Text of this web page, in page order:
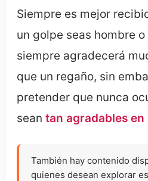
Siempre es mejor
un golpe seas hombre
siempre agradecerá
que un regaño, sin
pretender que nunca
sean tan agradables
También hay contenido
quienes desean explorar